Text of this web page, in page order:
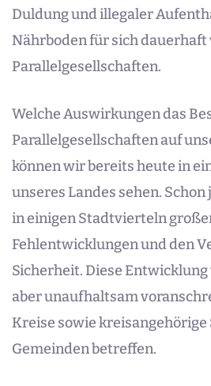
Duldung und illegaler
Nährboden für sich
Parallelgesellschaften.
Welche Auswirkungen das
Parallelgesellschaften auf
können wir bereits heute in
unseres Landes sehen.
in einigen Stadtvierteln
Fehlentwicklungen und den
Sicherheit. Diese
aber unaufhaltsam
Kreise sowie kreisangehörige
Gemeinden betreffen.